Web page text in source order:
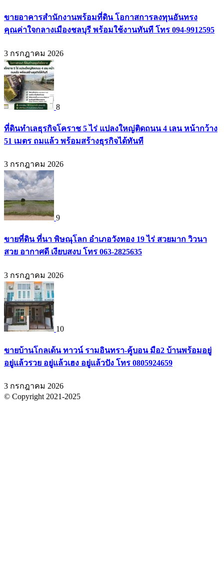
ขายอาคารสำนักงานพร้อมที่ดิน โอกาสการลงทุนอันทรง
คุณค่าใจกลางเมืองชลบุรี พร้อมใช้งานทันที โทร 094-9912595
3 กรกฎาคม 2026
8
ที่ดินทำเลธุรกิจโคราช 5 ไร่ แปลงใหญ่ติดถนน 4 เลน หน้ากว้าง
51 เมตร ถมแล้ว พร้อมสร้างธุรกิจได้ทันที
3 กรกฎาคม 2026
9
ขายที่ดิน ที่นา พิษณุโลก อำเภอวังทอง 19 ไร่ สวยมาก วิวนา
สวย อากาศดี เงียบสงบ โทร 063-2825635
3 กรกฎาคม 2026
10
ขายบ้านโกลเด้น ทาวน์ รามอินทรา-คู้บอน มือ2 บ้านพร้อมอยู่
อยู่แล้วรวย อยู่แล้วเฮง อยู่แล้วปัง โทร 0805924659
3 กรกฎาคม 2026
© Copyright 2021-2025